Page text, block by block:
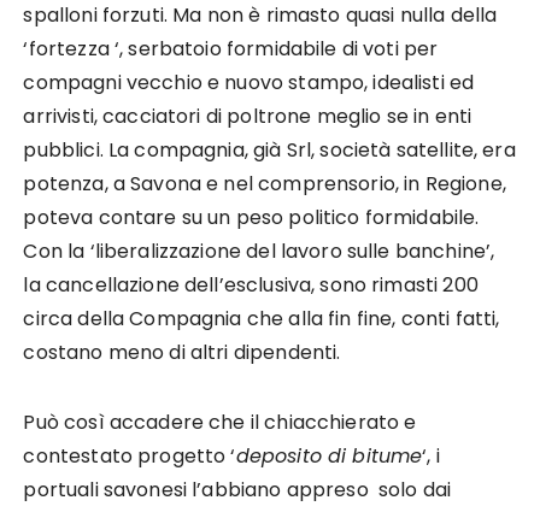
spalloni forzuti. Ma non è rimasto quasi nulla della
‘fortezza ‘, serbatoio formidabile di voti per
compagni vecchio e nuovo stampo, idealisti ed
arrivisti, cacciatori di poltrone meglio se in enti
pubblici. La compagnia, già Srl, società satellite, era
potenza, a Savona e nel comprensorio, in Regione,
poteva contare su un peso politico formidabile.
Con la ‘liberalizzazione del lavoro sulle banchine’,
la cancellazione dell’esclusiva, sono rimasti 200
circa della Compagnia che alla fin fine, conti fatti,
costano meno di altri dipendenti.
Può così accadere che il chiacchierato e
contestato progetto ‘deposito di bitume‘, i
portuali savonesi l’abbiano appreso solo dai